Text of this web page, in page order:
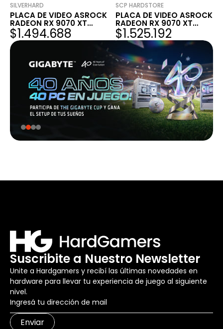
SILVERHARD
PLACA DE VIDEO ASROCK
RADEON RX 9070 XT
CHALLENGER 16GB
$1.494.688
SCP HARDSTORE
PLACA DE VIDEO ASROCK
RADEON RX 9070 XT
CHALLENGER 16GB
$1.525.192
Suscribite a Nuestro Newsletter
Unite a Hardgamers y recibí las últimas novedades en
hardware para llevar tu experiencia de juego al siguiente
nivel.
Enviar